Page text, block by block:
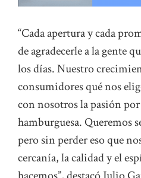
“Cada apertura y cada
de agradecerle a la gente
los días. Nuestro
consumidores qué nos
con nosotros la pasión
hamburguesa. Queremos
pero sin perder eso que
cercanía, la calidad y el